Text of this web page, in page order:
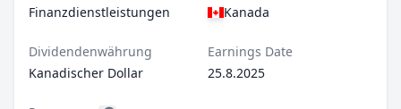
Finanzdienstleistungen
Kanada
Dividendenwährung
Kanadischer Dollar
Earnings Date
25.8.2025